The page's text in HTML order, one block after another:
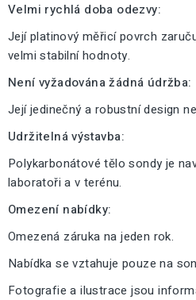
Velmi rychlá doba odezvy:
Její platinový měřicí povrch
velmi stabilní hodnoty.
Není vyžadována žádná údržba:
Její jedinečný a robustní design
Udržitelná výstavba:
Polykarbonátové tělo sondy je
laboratoři a v terénu.
Omezení nabídky:
Omezená záruka na jeden rok.
Nabídka se vztahuje pouze na
Fotografie a ilustrace jsou